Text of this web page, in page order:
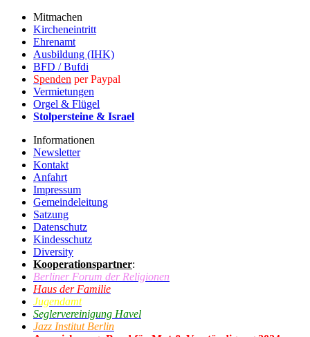
Mitmachen
Kircheneintritt
Ehrenamt
Ausbildung (IHK)
BFD / Bufdi
Spenden per Paypal
Vermietungen
Orgel & Flügel
Stolpersteine & Israel
Informationen
Newsletter
Kontakt
Anfahrt
Impressum
Gemeindeleitung
Satzung
Datenschutz
Kindesschutz
Diversity
Kooperationspartner:
Berliner Forum der Religionen
Haus der Familie
Jugendamt
Seglervereinigung Havel
Jazz Institut Berlin